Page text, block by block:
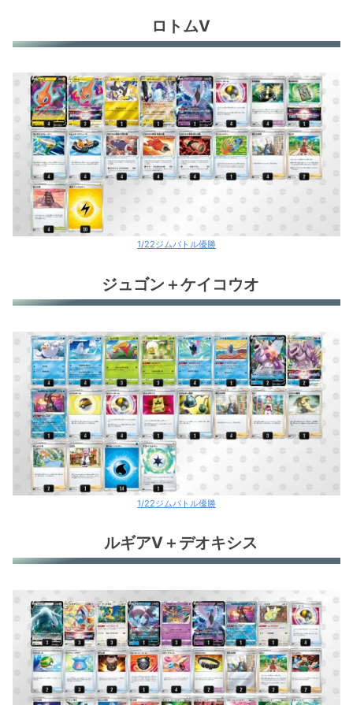
ロトムV
1/22ジムバトル優勝
ジュゴン＋ケイコウオ
1/22ジムバトル優勝
ルギアV＋デオキシス